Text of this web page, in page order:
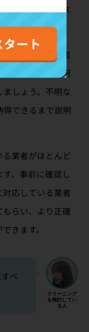
価格でサービス
ができます。
要です。清掃箇
ど、費用の内訳
しょう。不明な
できるまで説明
業者がほとんど
。事前に確認し
応している業者
らい、より正確
きます。
べ